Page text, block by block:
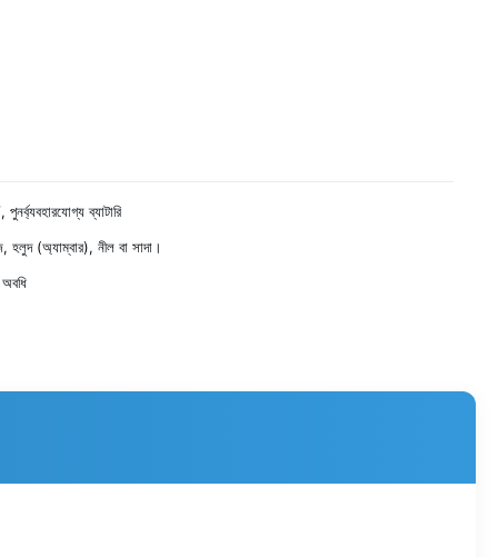
ব্যাটারি
হলুদ (অ্যাম্বার), নীল বা সাদা।